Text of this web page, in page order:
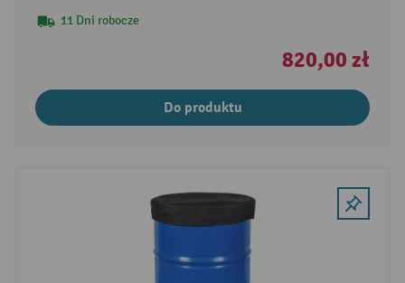
11 Dni robocze
820,00 zł
Do produktu